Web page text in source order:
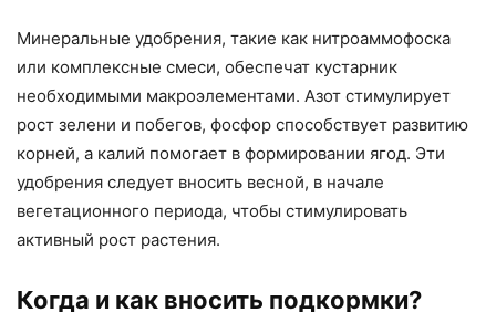
Минеральные удобрения, такие как нитроаммофоска
или комплексные смеси, обеспечат кустарник
необходимыми макроэлементами. Азот стимулирует
рост зелени и побегов, фосфор способствует развитию
корней, а калий помогает в формировании ягод. Эти
удобрения следует вносить весной, в начале
вегетационного периода, чтобы стимулировать
активный рост растения.
Когда и как вносить подкормки?